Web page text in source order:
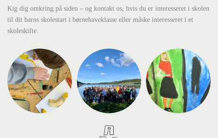
Kig dig omkring på siden – og kontakt os, hvis du er interesseret i skolen
til dit barns skolestart i børnehaveklasse eller måske interesseret i et
skoleskifte.